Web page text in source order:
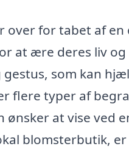
over for tabet af
at ære deres liv
gestus, som kan
flere typer af
ønsker at vise ved
blomsterbutik,